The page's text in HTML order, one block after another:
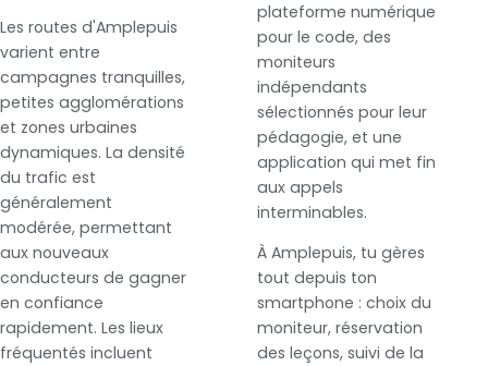
Les routes d'Amplepuis
varient entre
campagnes tranquilles,
petites agglomérations
et zones urbaines
dynamiques. La densité
du trafic est
généralement
modérée, permettant
aux nouveaux
conducteurs de gagner
en confiance
rapidement. Les lieux
fréquentés incluent
plateforme numérique
pour le code, des
moniteurs
indépendants
sélectionnés pour leur
pédagogie, et une
application qui met fin
aux appels
interminables.
À Amplepuis, tu gères
tout depuis ton
smartphone : choix du
moniteur, réservation
des leçons, suivi de la